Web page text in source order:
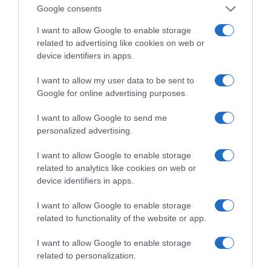
Google consents
I want to allow Google to enable storage
related to advertising like cookies on web or
device identifiers in apps.
I want to allow my user data to be sent to
Google for online advertising purposes.
I want to allow Google to send me
personalized advertising.
I want to allow Google to enable storage
related to analytics like cookies on web or
device identifiers in apps.
I want to allow Google to enable storage
related to functionality of the website or app.
I want to allow Google to enable storage
related to personalization.
VIDCASTS
ΠΑΥΛΟΣ ΜΑΡΙΝΑΚΗΣ: «ΔΕΝ ΗΘΕΛΑ ΝΑ ΑΦΗΣΩ ΣΤΟΝ
ΕΠΟΜΕΝΟ ΜΙΑ ΚΑΥΤΗ ΠΑΤΑΤΑ»
Ο κυβερνητικός εκπρόσωπος,
Παύλος Μαρινάκης, ανοίγει τα
χαρτιά του στις «Τυπολογίες»
σε ένα vidcast που μιλάει για
τις μεγάλες τομές στον χώρο
Ενημέρωσης. Σε μια εφ’ όλης της ύλης
συνέντευξη στον Βασίλη Κουφόπουλο, αναλύει
το χρονοδιάγραμμα για τις περιφερειακές και
ραδιοφωνικές άδειες, το πακέτο στήριξης των 80